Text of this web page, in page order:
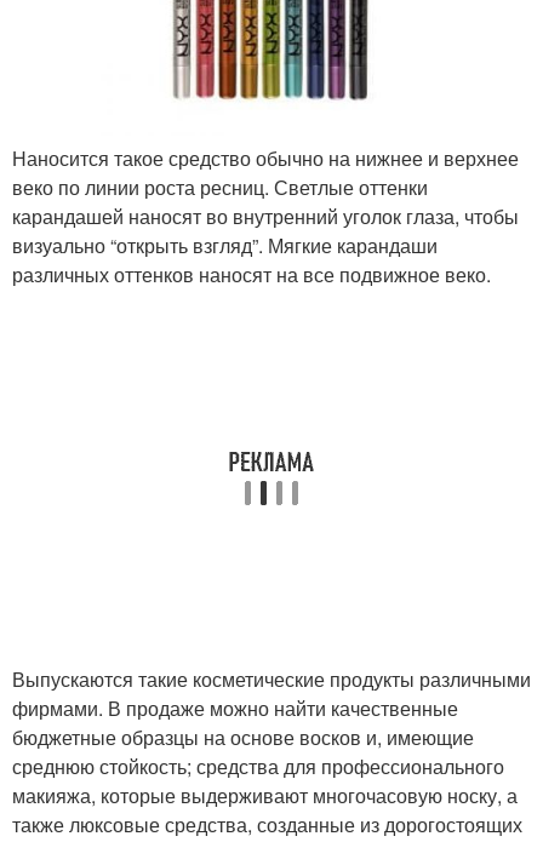
Наносится такое средство обычно на нижнее и верхнее
веко по линии роста ресниц. Светлые оттенки
карандашей наносят во внутренний уголок глаза, чтобы
визуально “открыть взгляд”. Мягкие карандаши
различных оттенков наносят на все подвижное веко.
Выпускаются такие косметические продукты различными
фирмами. В продаже можно найти качественные
бюджетные образцы на основе восков и, имеющие
среднюю стойкость; средства для профессионального
макияжа, которые выдерживают многочасовую носку, а
также люксовые средства, созданные из дорогостоящих